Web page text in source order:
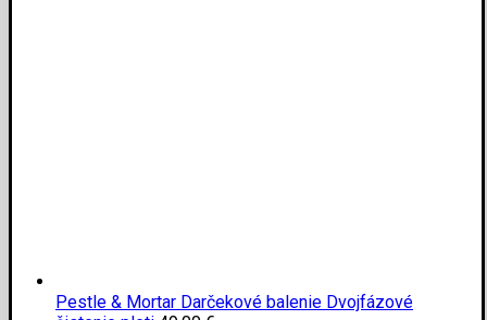
Pestle & Mortar Darčekové balenie Dvojfázové